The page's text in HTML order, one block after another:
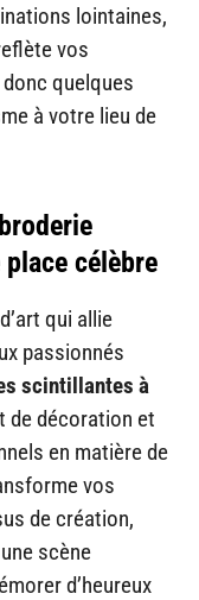
lointaines,
vos
quelques
à votre lieu de
célèbre
qui allie
passionnés
scintillantes à
de décoration et
en matière de
vos
de création,
scène
d’heureux